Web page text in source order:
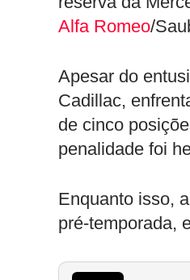
Alfa Romeo/
Apesar do
Cadillac,
de cinco
penalidade foi
Enquanto isso,
pré-temporada,